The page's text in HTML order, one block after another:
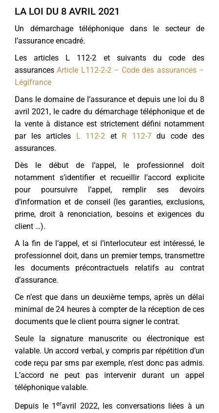
LA LOI DU 8 AVRIL 2021
Un démarchage téléphonique dans le secteur de
l’assurance encadré.
Les articles L 112-2 et suivants du code des
assurancesArticle L112-2-2 – Code des assurances –
Légifrance
Dans le domaine de l’assurance et depuis une loi du 8
avril 2021, le cadre du démarchage téléphonique et de
la vente à distance est strictement défini notamment
par les articles
L 112-2 et R 112-7du code des
assurances.
Dès le début de l‘appel, le professionnel doit
notamment s’identifier et recueillir l’accord explicite
pour poursuivre l’appel, remplir ses devoirs
d’information et de conseil (les garanties, exclusions,
prime, droit à renonciation, besoins et exigences du
client …).
A la fin de l’appel, et si l’interlocuteur est intéressé, le
professionnel doit, dans un premier temps, transmettre
les documents précontractuels relatifs au contrat
d’assurance.
Ce n’est que dans un deuxième temps, après un délai
minimal de 24 heures à compter de la réception de ces
documents que le client pourra signer le contrat.
Seule la signature manuscrite ou électronique est
valable. Un accord verbal, y compris par répétition d’un
code reçu par sms par exemple, n’est donc pas admis.
L’accord ne peut pas intervenir durant un appel
téléphonique valable.
Depuis le 1 eravril 2022, les conversations liées à un